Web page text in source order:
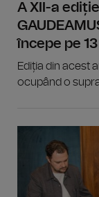
A XII-a
începe pe
Ediția din acest
ocupând o